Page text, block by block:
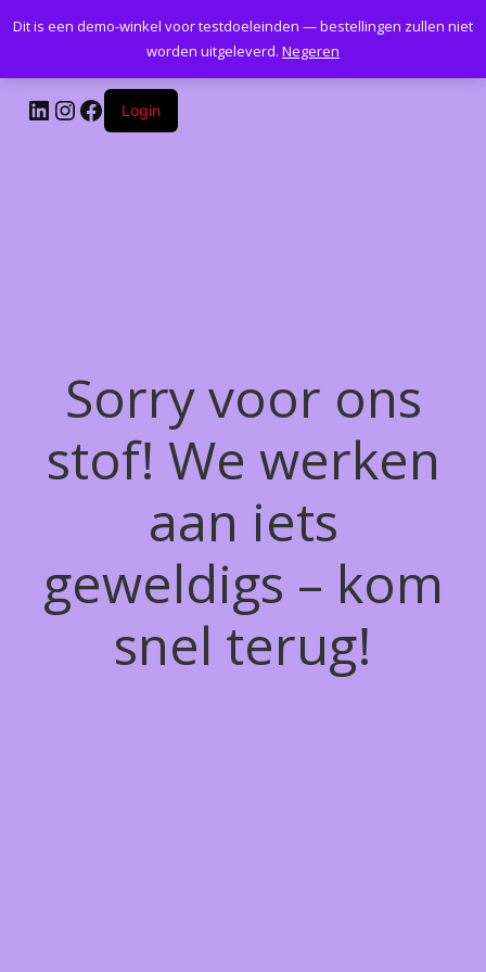
Kantoormeubelenplus.com
LinkedIn
Instagram
Facebook
Login
Sorry voor ons
stof! We werken
aan iets
geweldigs – kom
snel terug!
Dit is een demo-winkel voor testdoeleinden — bestellingen zullen niet
worden uitgeleverd. Negeren